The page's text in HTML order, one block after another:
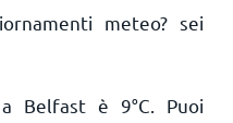
meteo? sei
Belfast è 9°C . Puoi